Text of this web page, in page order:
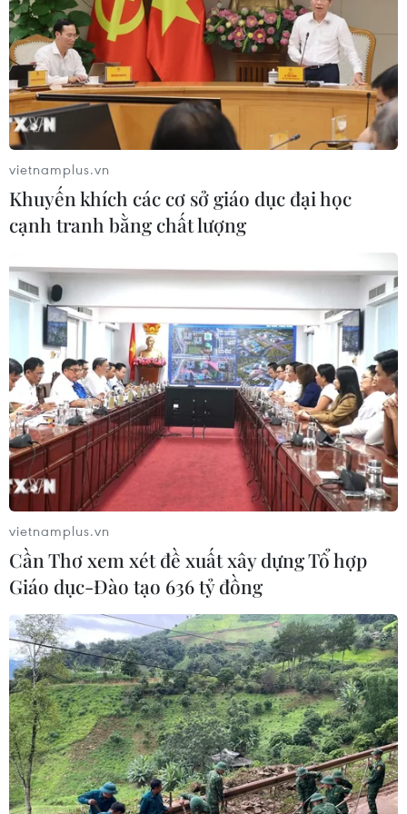
TIN CÙNG CHUYÊN MỤC
Công Phượng gặp thử thách lớn
trong ngày tái xuất V-League 2026/27
06/08/2026 11:49
vietnamplus.vn
Khuyến khích các cơ sở giáo dục đại học
cạnh tranh bằng chất lượng
vietnamplus.vn
Cần Thơ xem xét đề xuất xây dựng Tổ hợp
Giáo dục-Đào tạo 636 tỷ đồng